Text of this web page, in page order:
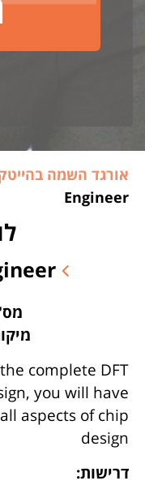
אורגד השמה
Engineer
complete DFT
you will have
aspects of chip
design
דרישות: